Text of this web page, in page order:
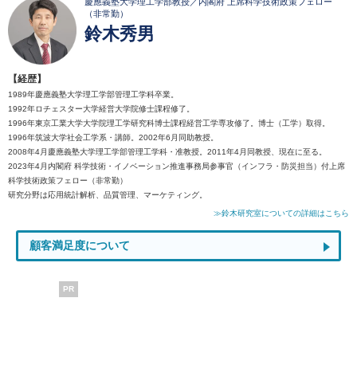
（非常勤）
鈴木秀男
【経歴】
1989年慶應義塾大学理工学部管理工学科卒業。
1992年ロチェスター大学経営大学院修士課程修了。
1996年東京工業大学大学院理工学研究科博士課程経営工学専攻修了。博士（工学）取得。
1996年筑波大学社会工学系・講師。2002年6月同助教授。
2008年4月慶應義塾大学理工学部管理工学科・准教授。2011年4月同教授、現在に至る。
2023年4月内閣府 科学技術・イノベーション推進事務局参事官（インフラ・防災担当）付上席
科学技術政策フェロー（非常勤）
研究分野は応用統計解析、品質管理、マーケティング。
≫鈴木研究室についての詳細はこちら
顧客満足度について
PR